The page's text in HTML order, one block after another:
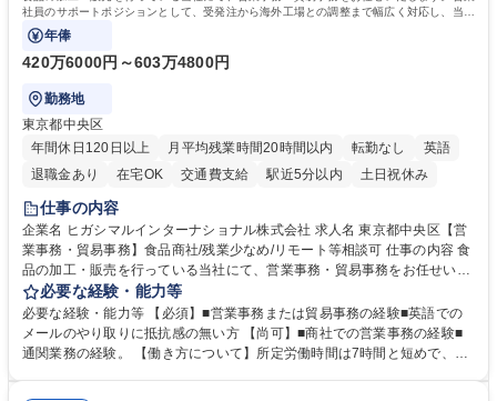
社員のサポートポジションとして、受発注から海外工場との調整まで幅広く対応し、当社
事業の根幹を支えていただきます。
年俸
420万6000円～603万4800円
勤務地
東京都中央区
年間休日120日以上
月平均残業時間20時間以内 転勤なし
英語
退職金あり
在宅OK 交通費支給 駅近5分以内 土日祝休み
仕事の内容
企業名 ヒガシマルインターナショナル株式会社 求人名 東京都中央区【営
業事務・貿易事務】食品商社/残業少なめ/リモート等相談可 仕事の内容 食
品の加工・販売を行っている当社にて、営業事務・貿易事務をお任せいた
します。営業社員のサポートポジションとして、受発注から海外工場との
調整まで幅広く対応し、当社事業の根幹を支えていただきます。 ■受発注
業務、請求書発行 ■海外工場とのスケジュール調整 ■在庫管理 ■輸入書類
の確認・作成 ■配送手配 ■通関業者を通して行う輸出入業全般 ■倉庫との
必要な経験・能力等
必要な経験・能力等 【必須】■営業事務または貿易事務の経験■英語での
メールのやり取りに抵抗感の無い方 【尚可】■商社での営業事務の経験■
通関業務の経験。 【働き方について】所定労働時間は7時間と短めで、残